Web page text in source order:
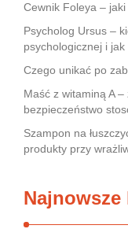
Cewnik Foleya –
Psycholog Ursus –
psychologicznej i
Czego unikać po
Maść z witaminą A
bezpieczeństwo
Szampon na
produkty przy
Najnowsze